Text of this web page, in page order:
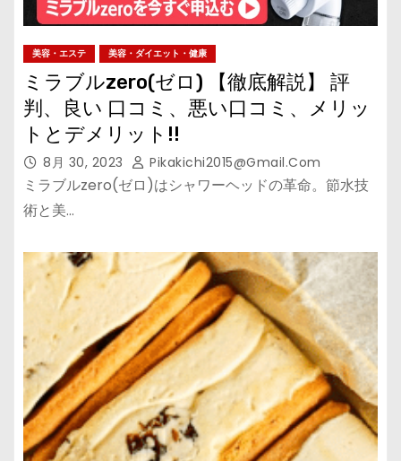
美容・エステ 美容・ダイエット・健康
ミラブルzero(ゼロ) 【徹底解説】 評
判、良い 口コミ、悪い口コミ、メリッ
トとデメリット!!
8月 30, 2023 Pikakichi2015@gmail.com
ミラブルzero(ゼロ)はシャワーヘッドの革命。節水技
術と美…